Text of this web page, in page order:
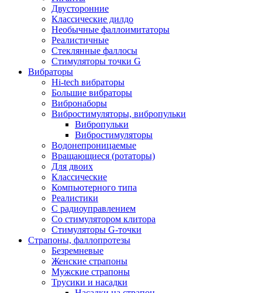
Двусторонние
Классические дилдо
Необычные фаллоимитаторы
Реалистичные
Стеклянные фаллосы
Стимуляторы точки G
Вибраторы
Hi-tech вибраторы
Большие вибраторы
Вибронаборы
Вибростимуляторы, вибропульки
Вибропульки
Вибростимуляторы
Водонепроницаемые
Вращающиеся (ротаторы)
Для двоих
Классические
Компьютерного типа
Реалистики
С радиоуправлением
Со стимулятором клитора
Стимуляторы G-точки
Страпоны, фаллопротезы
Безремневые
Женские страпоны
Мужские страпоны
Трусики и насадки